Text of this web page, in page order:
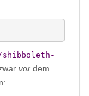
vor dem